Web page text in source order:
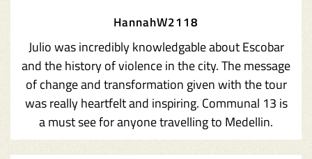
HannahW2118
Julio was incredibly knowledgable about Escobar
and the history of violence in the city. The message
of change and transformation given with the tour
was really heartfelt and inspiring. Communal 13 is
a must see for anyone travelling to Medellin.